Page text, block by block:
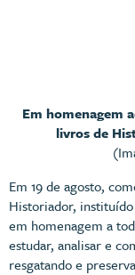
Em homenagem
livros de
Em 19 de agosto,
Historiador, instituído
em homenagem a
estudar, analisar e
resgatando e